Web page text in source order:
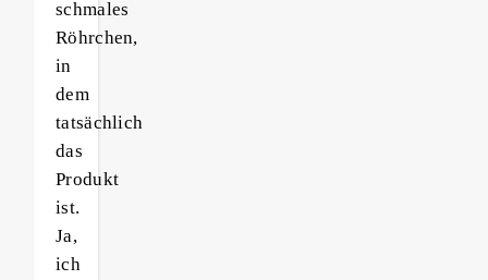
schmales
Röhrchen,
in
dem
tatsächlich
das
Produkt
ist.
Ja,
ich